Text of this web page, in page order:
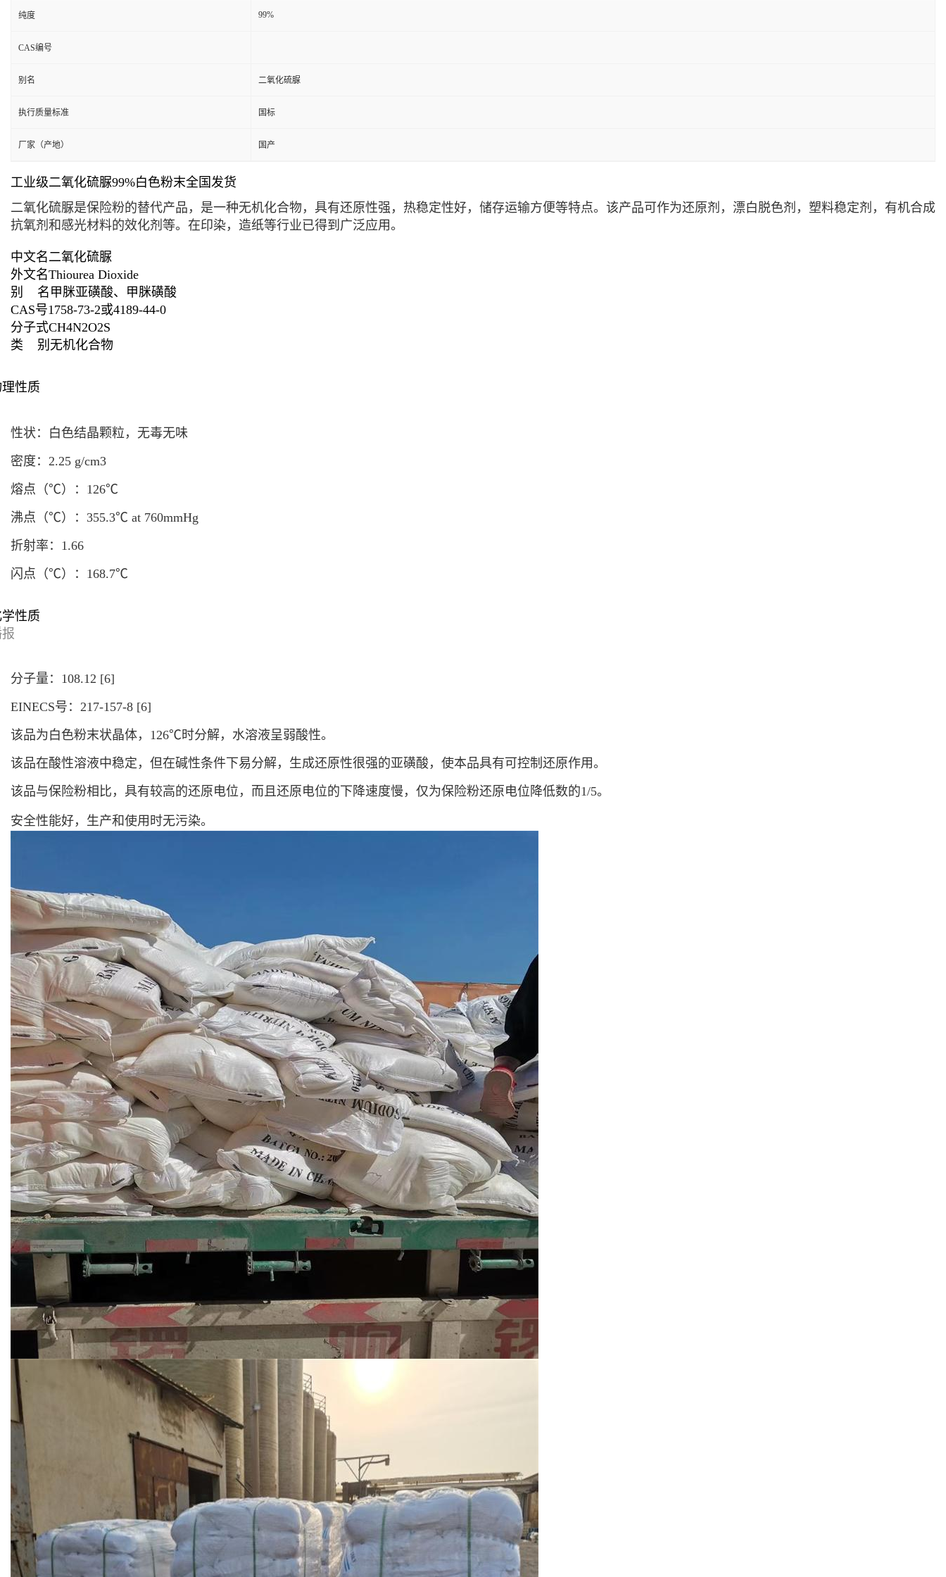
纯度 99%
CAS编号
别名 二氧化硫脲
执行质量标准 国标
厂家（产地） 国产
工业级二氧化硫脲99%白色粉末全国发货
二氧化硫脲是保险粉的替代产品，是一种无机化合物，具有还原性强，热稳定性好，储存运输方便等特点。该产品可作为还原剂 ，漂白脱色剂，塑料稳定剂，有机合成
抗氧剂 和 感光材料的效化剂等。在印染，造纸等行业已得到广泛应用。
中文名二氧化硫脲
外文名Thiourea Dioxide
别 名 甲脒亚磺酸、 甲脒磺酸
CAS号1758-73-2或4189-44-0
分子式CH4N2O2S
类 别 无机化合物
性质
性状：白色结晶颗粒，无毒无味
密度：2.25 g/cm3
熔点（℃）：126℃
沸点（℃）：355.3℃ at 760mmHg
折射率：1.66
闪点（℃）：168.7℃
性质
分子量：108.12 [6]
EINECS号：217-157-8 [6]
该品为白色粉末状晶体，126℃时分解，水溶液呈弱酸性。
该品在酸性溶液中稳定，但在碱性条件下易分解，生成还原性很强的亚磺酸 ，使本品具有可控制 还原作用。
该品与保险粉相比，具有较高的还原电位 ，而且还原电位的下降速度慢，仅为保险粉还原电位降低数的1/5。
安全性能好，生产和使用时无污染。